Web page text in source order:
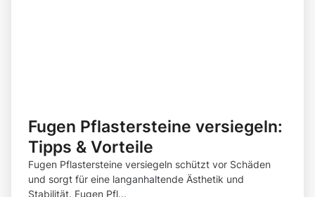
Fugen Pflastersteine versiegeln:
Tipps & Vorteile
Fugen Pflastersteine versiegeln schützt vor Schäden
und sorgt für eine langanhaltende Ästhetik und
Stabilität. Fugen Pfl...